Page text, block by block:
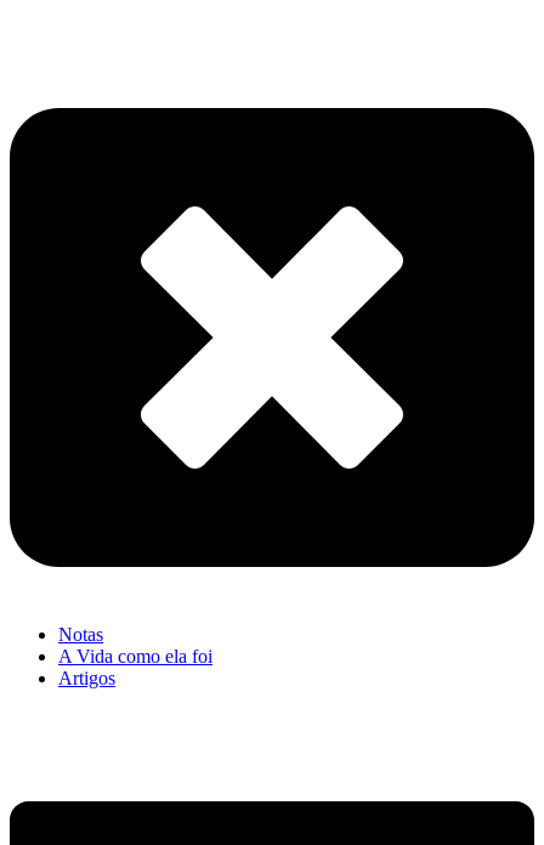
Notas
A Vida como ela foi
Artigos